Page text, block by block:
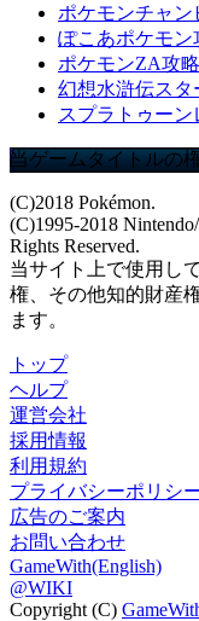
ポケモンチャン
ぽこあポケモン
ポケモンZA攻略
幻想水滸伝スタ
スプラトゥー
当ゲームタイトルの
(C)2018 Pokémon.
(C)1995-2018
Rights Reserved.
当サイト上で使用し
権、その他知的財産
ます。
トップ
ヘルプ
運営会社
採用情報
利用規約
プライバシーポリシ
広告のご案内
お問い合わせ
GameWith(English)
@WIKI
Copyright (C)